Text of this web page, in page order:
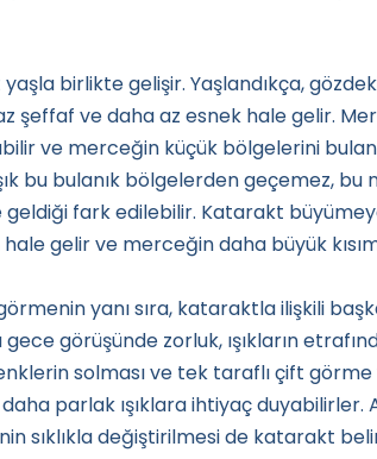
birlikte gelişir. Yaşlandıkça,
şeffaf ve daha az esnek hale gelir.
ve merceğin küçük bölgelerini
bu bulanık bölgelerden geçemez, bu
geldiği fark edilebilir. Katarakt
gelir ve merceğin daha büyük
yanı sıra, kataraktla ilişkili
görüşünde zorluk, ışıkların
solması ve tek taraflı çift görme
parlak ışıklara ihtiyaç duyabilirler.
sıklıkla değiştirilmesi de katarakt